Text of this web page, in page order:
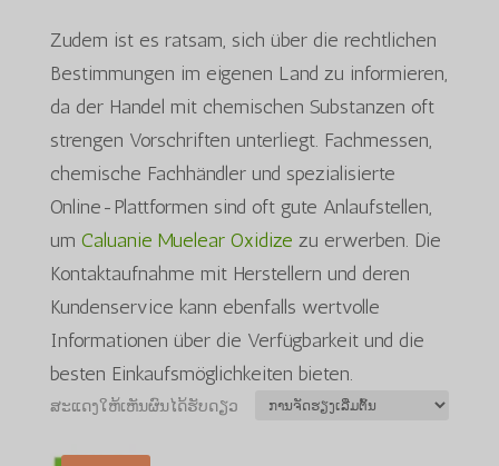
Zudem ist es ratsam, sich über die rechtlichen
Bestimmungen im eigenen Land zu informieren,
da der Handel mit chemischen Substanzen oft
strengen Vorschriften unterliegt. Fachmessen,
chemische Fachhändler und spezialisierte
Online-Plattformen sind oft gute Anlaufstellen,
um Caluanie Muelear Oxidize zu erwerben. Die
Kontaktaufnahme mit Herstellern und deren
Kundenservice kann ebenfalls wertvolle
Informationen über die Verfügbarkeit und die
besten Einkaufsmöglichkeiten bieten.
ສະແດງໃຫ້ເຫັນຜົນໄດ້ຮັບດຽວ